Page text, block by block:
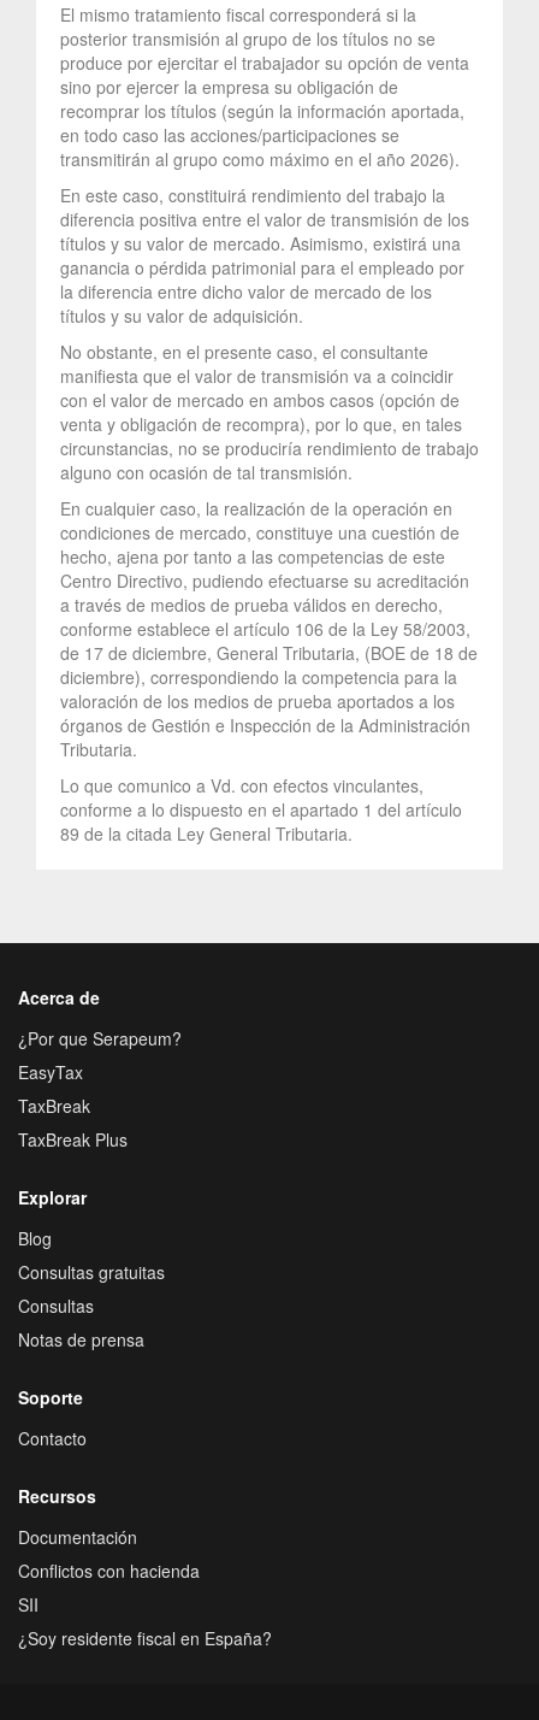
El mismo tratamiento fiscal corresponderá si la
posterior transmisión al grupo de los títulos no se
produce por ejercitar el trabajador su opción de venta
sino por ejercer la empresa su obligación de
recomprar los títulos (según la información aportada,
en todo caso las acciones/participaciones se
transmitirán al grupo como máximo en el año 2026).
En este caso, constituirá rendimiento del trabajo la
diferencia positiva entre el valor de transmisión de los
títulos y su valor de mercado. Asimismo, existirá una
ganancia o pérdida patrimonial para el empleado por
la diferencia entre dicho valor de mercado de los
títulos y su valor de adquisición.
No obstante, en el presente caso, el consultante
manifiesta que el valor de transmisión va a coincidir
con el valor de mercado en ambos casos (opción de
venta y obligación de recompra), por lo que, en tales
circunstancias, no se produciría rendimiento de trabajo
alguno con ocasión de tal transmisión.
En cualquier caso, la realización de la operación en
condiciones de mercado, constituye una cuestión de
hecho, ajena por tanto a las competencias de este
Centro Directivo, pudiendo efectuarse su acreditación
a través de medios de prueba válidos en derecho,
conforme establece el artículo 106 de la Ley 58/2003,
de 17 de diciembre, General Tributaria, (BOE de 18 de
diciembre), correspondiendo la competencia para la
valoración de los medios de prueba aportados a los
órganos de Gestión e Inspección de la Administración
Tributaria.
Lo que comunico a Vd. con efectos vinculantes,
conforme a lo dispuesto en el apartado 1 del artículo
89 de la citada Ley General Tributaria.
Acerca de
¿Por que Serapeum?
EasyTax
TaxBreak
TaxBreak Plus
Explorar
Blog
Consultas gratuitas
Consultas
Notas de prensa
Soporte
Contacto
Recursos
Documentación
Conflictos con hacienda
SII
¿Soy residente fiscal en España?